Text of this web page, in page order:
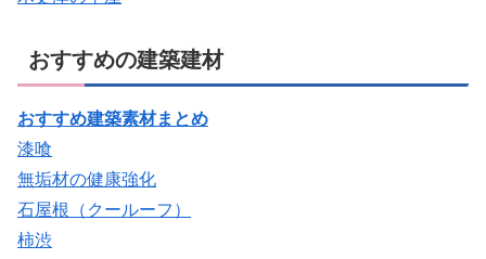
おすすめの建築建材
おすすめ建築素材まとめ
漆喰
無垢材の健康強化
石屋根（クールーフ）
柿渋